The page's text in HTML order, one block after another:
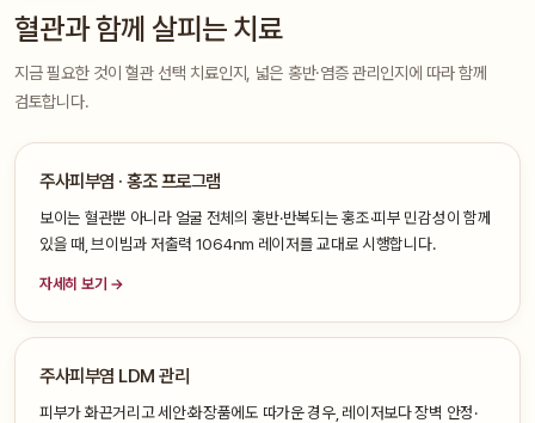
혈관과 함께 살피는 치료
지금 필요한 것이 혈관 선택 치료인지, 넓은 홍반·염증 관리인지에 따라 함께
검토합니다.
주사피부염 · 홍조 프로그램
보이는 혈관뿐 아니라 얼굴 전체의 홍반·반복되는 홍조·피부 민감성이 함께
있을 때, 브이빔과 저출력 1064nm 레이저를 교대로 시행합니다.
자세히 보기 →
주사피부염 LDM 관리
피부가 화끈거리고 세안·화장품에도 따가운 경우, 레이저보다 장벽 안정·